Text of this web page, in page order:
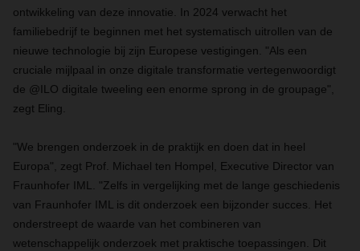
ontwikkeling van deze innovatie. In 2024 verwacht het
familiebedrijf te beginnen met het systematisch uitrollen van de
nieuwe technologie bij zijn Europese vestigingen. "Als een
cruciale mijlpaal in onze digitale transformatie vertegenwoordigt
de @ILO digitale tweeling een enorme sprong in de groupage",
zegt Eling.
"We brengen onderzoek in de praktijk en doen dat in heel
Europa", zegt Prof. Michael ten Hompel, Executive Director van
Fraunhofer IML. "Zelfs in vergelijking met de lange geschiedenis
van Fraunhofer IML is dit onderzoek een bijzonder succes. Het
onderstreept de waarde van het combineren van
wetenschappelijk onderzoek met praktische toepassingen. Dit